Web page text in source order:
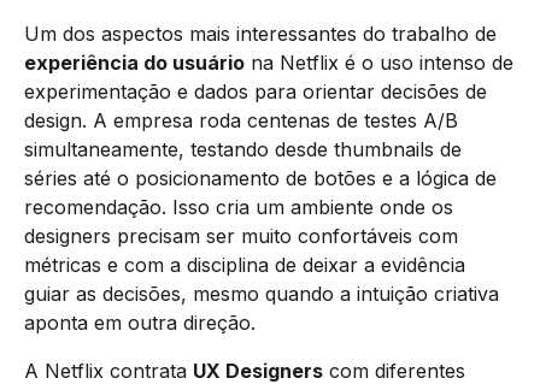
Um dos aspectos mais interessantes do trabalho de
experiência do usuário na Netflix é o uso intenso de
experimentação e dados para orientar decisões de
design. A empresa roda centenas de testes A/B
simultaneamente, testando desde thumbnails de
séries até o posicionamento de botões e a lógica de
recomendação. Isso cria um ambiente onde os
designers precisam ser muito confortáveis com
métricas e com a disciplina de deixar a evidência
guiar as decisões, mesmo quando a intuição criativa
aponta em outra direção.
A Netflix contrata UX Designers com diferentes